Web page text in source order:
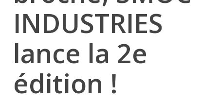
INDUSTRIES
lance la 2e
édition !